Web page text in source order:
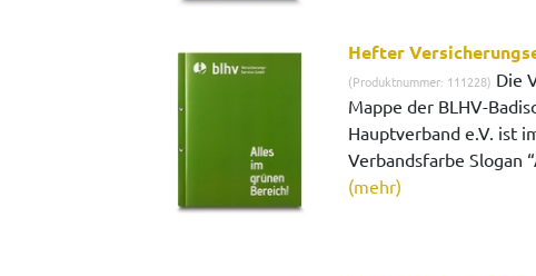
Hefter
(Produktnummer: 111228) Die
Mappe der BLHV-
Hauptverband e.V. ist
Verbandsfarbe Slogan
(mehr)